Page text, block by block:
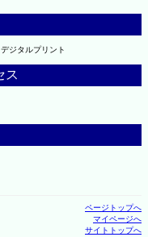
ジタルプリント
ス
ページトップへ
マイページへ
サイトトップへ